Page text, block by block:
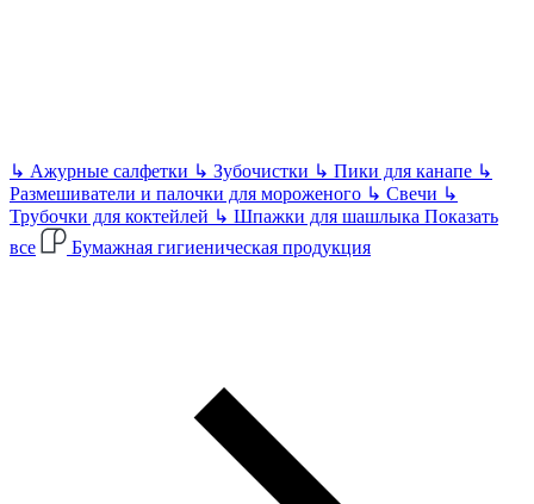
↳ Ажурные салфетки ↳ Зубочистки ↳ Пики для канапе ↳
Размешиватели и палочки для мороженого ↳ Свечи ↳
Трубочки для коктейлей ↳ Шпажки для шашлыка Показать
все
Бумажная гигиеническая продукция